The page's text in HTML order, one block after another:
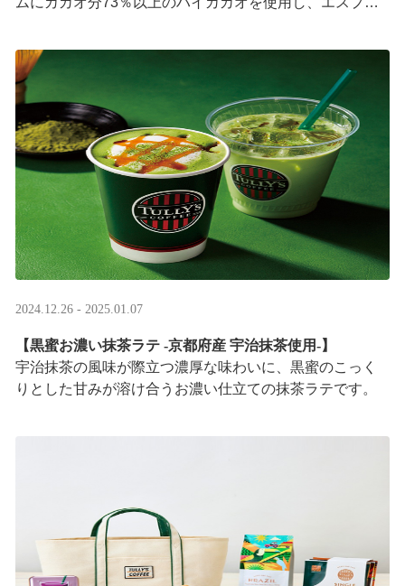
2024.12.26 - 2025.01.07
【黒蜜お濃い抹茶ラテ -京都府産 宇治抹茶使用-】
宇治抹茶の風味が際立つ濃厚な味わいに、黒蜜のこっく
りとした甘みが溶け合うお濃い仕立ての抹茶ラテです。